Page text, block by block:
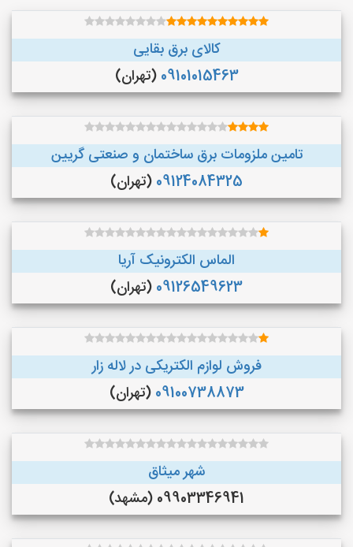
کالای برق بقایی
09101015463 (تهران)
تامین ملزومات برق ساختمان و صنعتی گریین
09124084325 (تهران)
الماس الکترونیک آریا
09126549623 (تهران)
فروش لوازم الکتریکی در لاله زار
09100738873 (تهران)
شهر میثاق
09903346941 (مشهد)